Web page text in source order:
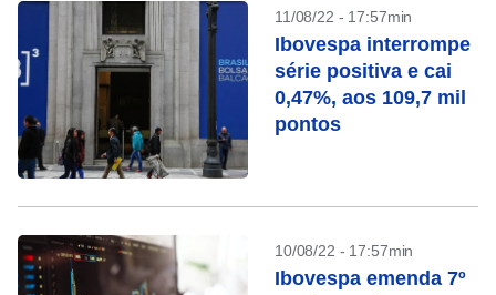
11/08/22 - 17:57min
Ibovespa interrompe
série positiva e cai
0,47%, aos 109,7 mil
pontos
10/08/22 - 17:57min
Ibovespa emenda 7º